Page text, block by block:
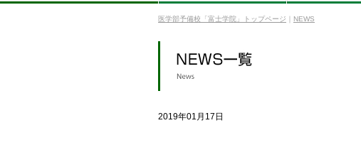
医学部予備校「富士学院」トップページ NEWS
2019年01月17日